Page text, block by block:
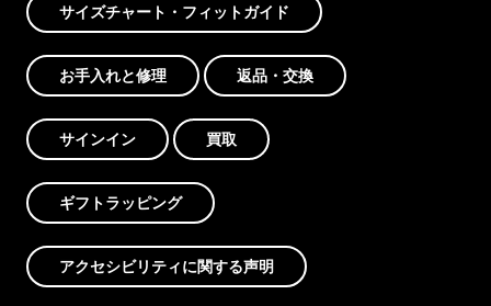
サイズチャート・フィットガイド
お手入れと修理 返品・交換
サインイン 買取
ギフトラッピング
アクセシビリティに関する声明